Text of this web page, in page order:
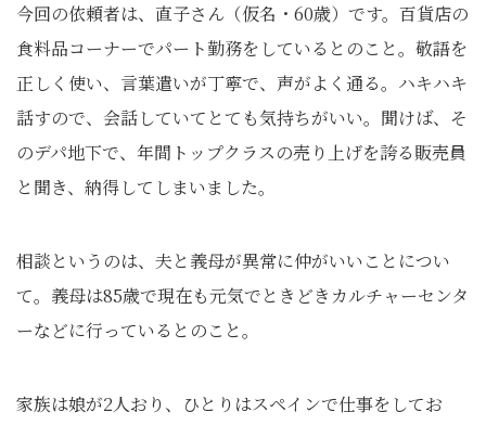
今回の依頼者は、直子さん（仮名・60歳）です。百貨店の
食料品コーナーでパート勤務をしているとのこと。敬語を
正しく使い、言葉遣いが丁寧で、声がよく通る。ハキハキ
話すので、会話していてとても気持ちがいい。聞けば、そ
のデパ地下で、年間トップクラスの売り上げを誇る販売員
と聞き、納得してしまいました。
相談というのは、夫と義母が異常に仲がいいことについ
て。義母は85歳で現在も元気でときどきカルチャーセンタ
ーなどに行っているとのこと。
家族は娘が2人おり、ひとりはスペインで仕事をしてお